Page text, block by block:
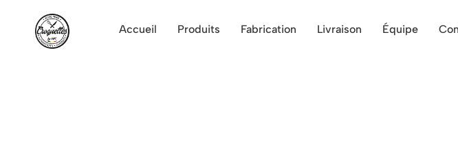
Accueil Produits Fabrication Livraison Équipe